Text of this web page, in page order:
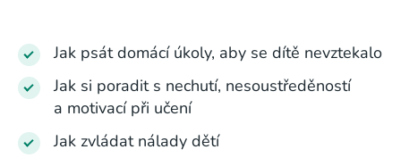
Jak psát domácí úkoly, aby se dítě nevztekalo
Jak si poradit s nechutí, nesoustředěností
a motivací při učení
Jak zvládat nálady dětí